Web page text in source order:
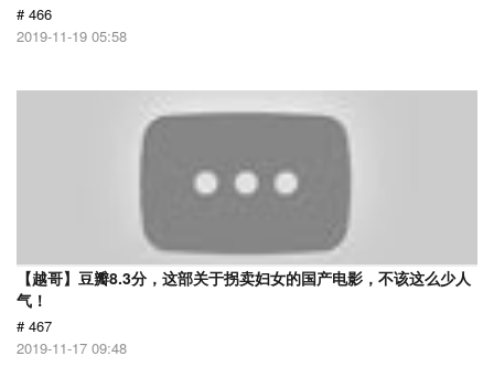
# 466
2019-11-19 05:58
【越哥】豆瓣8.3分，这部关于拐卖妇女的国产电影，不该这么少人
气！
# 467
2019-11-17 09:48